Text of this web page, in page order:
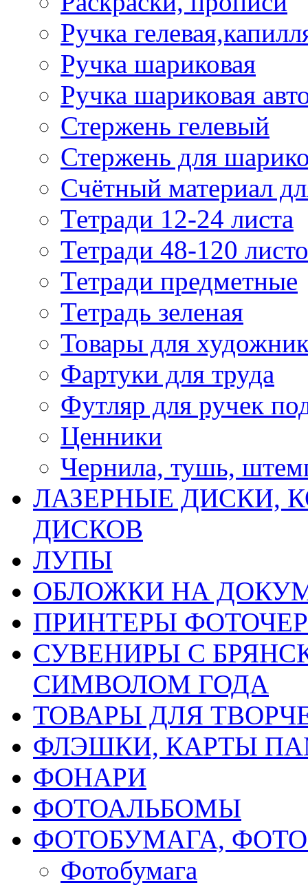
Ручка
Ручка шариковая
Ручка шариковая
Стержень гелевый
Стержень для
Счётный материал
Тетради 12-24 листа
Тетради 48-120
Тетради предметные
Тетрадь зеленая
Товары для
Фартуки для труда
Футляр для ручек
Ценники
Чернила, тушь,
ЛАЗЕРНЫЕ ДИСКИ,
ДИСКОВ
ЛУПЫ
ОБЛОЖКИ НА
ПРИНТЕРЫ
СУВЕНИРЫ С
СИМВОЛОМ ГОДА
ТОВАРЫ ДЛЯ
ФЛЭШКИ, КАРТЫ
ФОНАРИ
ФОТОАЛЬБОМЫ
ФОТОБУМАГА,
Фотобумага